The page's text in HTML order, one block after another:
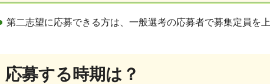
第二志望に応募できる方は、一般選考の応募者で募集定員を
応募する時期は？